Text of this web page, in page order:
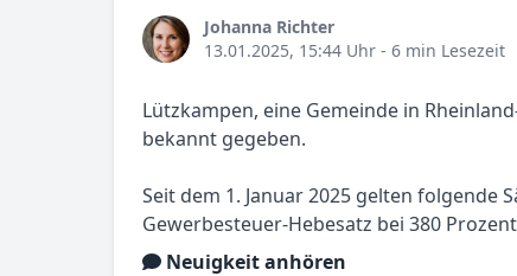
Johanna Richter
13.01.2025, 15:44 Uhr - 6 min Lesezeit
Lützkampen, eine Gemeinde in
bekannt gegeben.
Seit dem 1. Januar 2025 gelten folgende
Gewerbesteuer-Hebesatz bei 380
Neuigkeit anhören